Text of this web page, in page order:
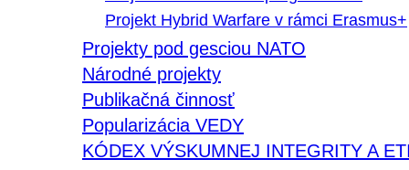
Projekt Hybrid Warfare v rámci Erasmus+
Projekty pod gesciou NATO
Národné projekty
Publikačná činnosť
Popularizácia VEDY
KÓDEX VÝSKUMNEJ INTEGRITY A